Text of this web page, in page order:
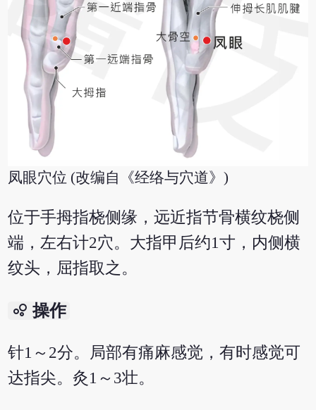
凤眼穴位 (改编自《经络与穴道》)
位于手拇指桡侧缘，远近指节骨横纹桡侧
端，左右计2穴。大指甲后约1寸，内侧横
纹头，屈指取之。
bubble_chart 操作
针1～2分。局部有痛麻感觉，有时感觉可
达指尖。灸1～3壮。